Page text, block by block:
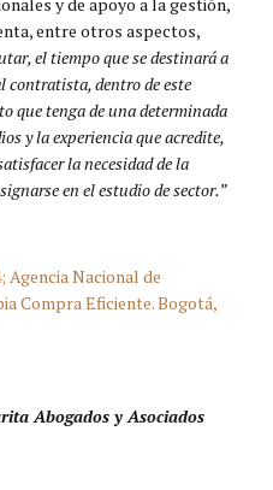
entre otros aspectos,
el tiempo que se destinará a
contratista, dentro de este
que tenga de una determinada
y la experiencia que acredite,
la necesidad de la
en el estudio de sector.”
Agencia Nacional de
Compra Eficiente. Bogotá,
Abogados y Asociados